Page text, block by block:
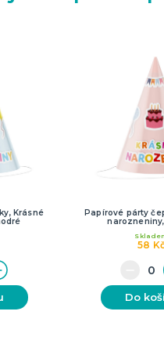
Krásné
Papírové párty
58
Do